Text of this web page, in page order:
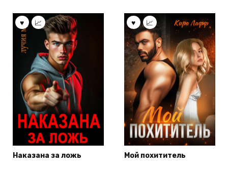
Наказана за ложь Мой похититель